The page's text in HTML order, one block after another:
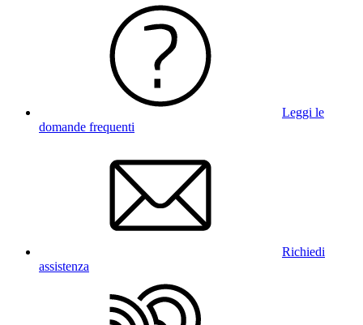
Leggi le
domande frequenti
Richiedi
assistenza